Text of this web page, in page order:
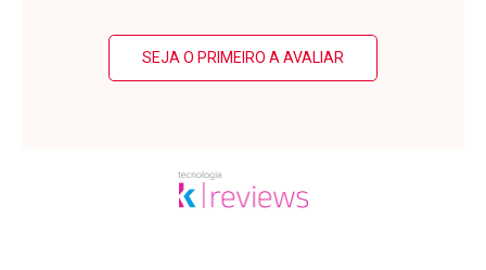
SEJA O PRIMEIRO A AVALIAR